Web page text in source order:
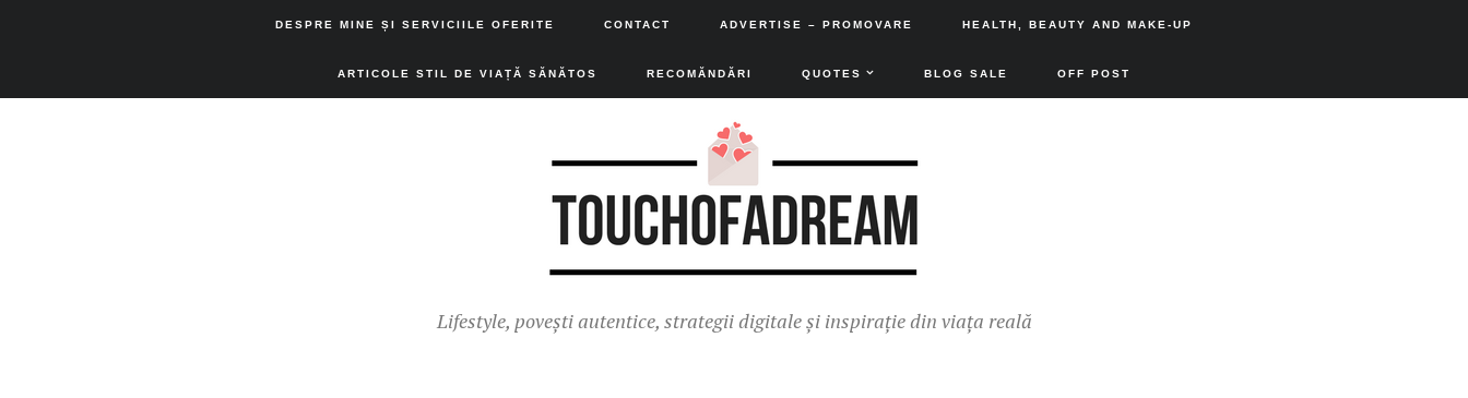
DESPRE MINE ȘI SERVICIILE OFERITE CONTACT ADVERTISE – PROMOVARE HEALTH, BEAUTY AND MAKE-UP
ARTICOLE STIL DE VIAȚĂ SĂNĂTOS RECOMĂNDĂRI QUOTES BLOG SALE OFF POST
Lifestyle, povești autentice, strategii digitale și inspirație din viața reală